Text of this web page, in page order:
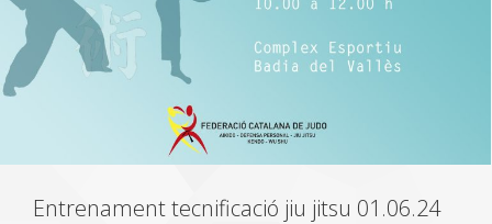
Entrenament tecnificació jiu jitsu 01.06.24